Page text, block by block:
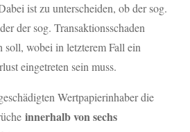
ist zu unterscheiden, ob der sog.
der sog. Transaktionsschaden
soll, wobei in letzterem Fall ein
eingetreten sein muss.
Wertpapierinhaber die
innerhalb von sechs